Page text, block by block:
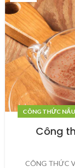
CÔNG THỨC
Công
CÔNG THỨC